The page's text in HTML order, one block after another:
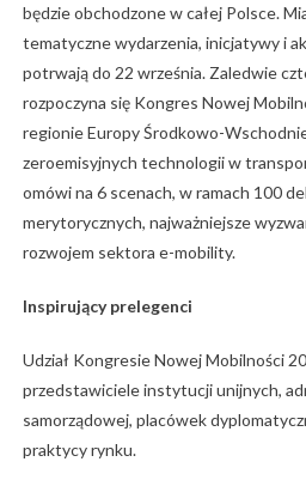
będzie obchodzone w całej Polsce.
tematyczne wydarzenia, inicjatywy i
potrwają do 22 września. Zaledwie
rozpoczyna się Kongres Nowej
regionie Europy Środkowo-
zeroemisyjnych technologii w
omówi na 6 scenach, w ramach 100
merytorycznych, najważniejsze
rozwojem sektora e-mobility.
Inspirujący prelegenci
Udział Kongresie Nowej Mobilności
przedstawiciele instytucji unijnych,
samorządowej, placówek
praktycy rynku.